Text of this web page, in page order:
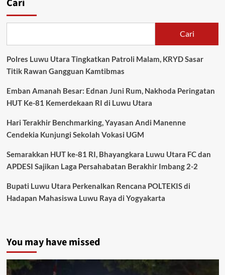
Cari
Cari
Polres Luwu Utara Tingkatkan Patroli Malam, KRYD Sasar
Titik Rawan Gangguan Kamtibmas
Emban Amanah Besar: Ednan Juni Rum, Nakhoda Peringatan
HUT Ke-81 Kemerdekaan RI di Luwu Utara
Hari Terakhir Benchmarking, Yayasan Andi Manenne
Cendekia Kunjungi Sekolah Vokasi UGM
Semarakkan HUT ke-81 RI, Bhayangkara Luwu Utara FC dan
APDESI Sajikan Laga Persahabatan Berakhir Imbang 2-2
Bupati Luwu Utara Perkenalkan Rencana POLTEKIS di
Hadapan Mahasiswa Luwu Raya di Yogyakarta
You may have missed